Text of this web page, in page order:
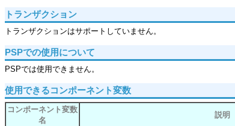
トランザクション
トランザクションはサポートしていません。
PSPでの使用について
PSPでは使用できません。
使用できるコンポーネント変数
コンポーネント変数
名
説明